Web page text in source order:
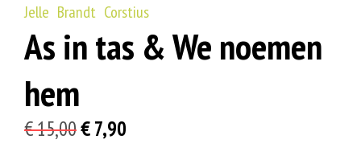
Jelle Brandt Corstius
As in tas & We noemen
hem
€15,00Oorspronkelijke
€7,90